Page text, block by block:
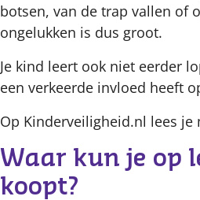
botsen, van de trap vallen of
ongelukken is dus groot.
Je kind leert ook niet eerder
een verkeerde invloed heeft
Op Kinderveiligheid.nl lees je
Waar kun je op
koopt?